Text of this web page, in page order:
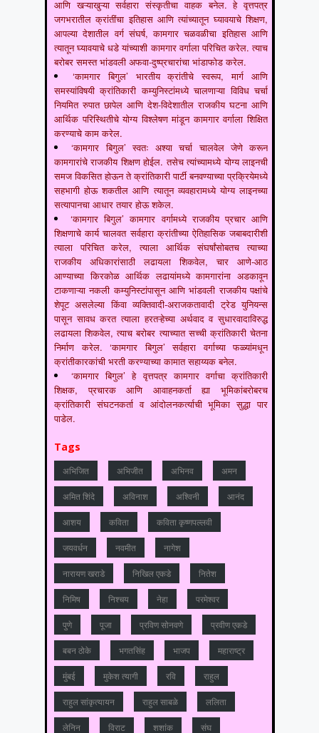
आणि खऱ्याखुऱ्या सर्वहारा संस्कृतीचा वाहक बनेल. हे वृत्तपत्र
जगभरातील क्रांतींचा इतिहास आणि त्यांच्यातून घ्यावयाचे शिक्षण,
आपल्या देशातील वर्ग संघर्ष, कामगार चळवळीचा इतिहास आणि
त्यातून घ्यावयाचे धडे यांच्याशी कामगार वर्गाला परिचित करेल. त्याच
बरोबर समस्त भांडवली अफवा-दुष्प्रचारांचा भांडाफोड करेल.
‘कामगार बिगुल’ भारतीय क्रांतीचे स्वरूप, मार्ग आणि
समस्यांविषयी क्रांतिकारी कम्युनिस्टांमध्ये चालणाऱ्या विविध चर्चा
नियमित रुपात छापेल आणि देश-विदेशातील राजकीय घटना आणि
आर्थिक परिस्थितीचे योग्य विश्लेषण मांडून कामगार वर्गाला शिक्षित
करण्याचे काम करेल.
‘कामगार बिगुल’ स्वतः अश्या चर्चा चालवेल जेणे करून
कामगारांचे राजकीय शिक्षण होईल. तसेच त्यांच्यामध्ये योग्य लाइनची
समज विकसित होऊन ते क्रांतिकारी पार्टी बनवण्याच्या प्रक्रियेमध्ये
सहभागी होऊ शकतील आणि त्यातून व्यवहारामध्ये योग्य लाइनच्या
सत्यापानचा आधार तयार होऊ शकेल.
‘कामगार बिगुल’ कामगार वर्गामध्ये राजकीय प्रचार आणि
शिक्षणाचे कार्य चालवत सर्वहारा क्रांतीच्या ऐतिहासिक जबाबदारीशी
त्याला परिचित करेल, त्याला आर्थिक संघर्षांसोबतच त्याच्या
राजकीय अधिकारांसाठी लढायला शिकवेल, चार आणे-आठ
आण्याच्या किरकोळ आर्थिक लढायांमध्ये कामगारांना अडकावून
टाकणाऱ्या नकली कम्युनिस्टांपासून आणि भांडवली राजकीय पक्षांचे
शेपूट असलेल्या किंवा व्यक्तिवादी-अराजकतावादी ट्रेड युनियन्स
पासून सावध करत त्याला हरतऱ्हेच्या अर्थवाद व सुधारवादाविरुद्ध
लढायला शिकवेल, त्याच बरोबर त्याच्यात सच्ची क्रांतिकारी चेतना
निर्माण करेल. ‘कामगार बिगुल’ सर्वहारा वर्गाच्या फळ्यांमधून
क्रांतीकारकांची भरती करण्याच्या कामात सहाय्यक बनेल.
‘कामगार बिगुल’ हे वृत्तपत्र कामगार वर्गाचा क्रांतिकारी
शिक्षक, प्रचारक आणि आवाहनकर्ता ह्या भूमिकांबरोबरच
क्रांतिकारी संघटनकर्ता व आंदोलनकर्त्याची भूमिका सुद्धा पार
पाडेल.
Tags
अभिजित अभिजीत अभिनव अमन
अमित शिंदे अविनाश अश्विनी आनंद
आशय कविता कविता कृष्णपल्लवी
जयवर्धन नवमीत नागेश
नारायण खराडे निखिल एकडे नितेश
निमिष निश्चय नेहा परमेश्वर
पुणे पूजा प्रविण सोनवणे प्रवीण एकडे
बबन ठोके भगतसिंह भाजप महाराष्‍ट्र
मुंबई मुकेश त्‍यागी रवि राहुल
राहुल सांकृत्यायन राहुल साबळे ललिता
लेनिन विराट शशांक संघ